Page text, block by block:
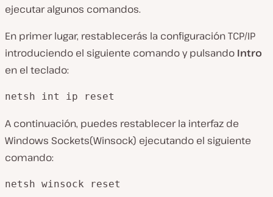
ejecutar algunos comandos.
En primer lugar, restablecerás la configuraciónTCP/IP
introduciendo el siguiente comando y pulsando Intro
en el teclado:
netsh int ip reset
A continuación, puedes restablecer la interfaz de
Windows Sockets(Winsock) ejecutando el siguiente
comando:
netsh winsock reset